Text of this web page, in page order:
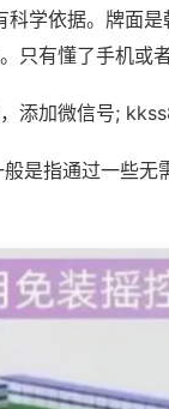
学依据。牌面
只有懂了手机或
添加微信号;
是指通过一些